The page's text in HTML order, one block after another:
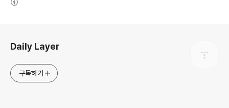
Daily Layer
구독하기